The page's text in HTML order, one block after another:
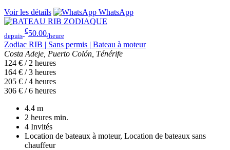
Voir les détails
WhatsApp
depuis
€50.00/heure
Zodiac RIB | Sans permis | Bateau à moteur
Costa Adeje, Puerto Colón, Ténérife
124 € / 2 heures
164 € / 3 heures
205 € / 4 heures
306 € / 6 heures
4.4 m
2 heures min.
4 Invités
Location de bateaux à moteur, Location de bateaux sans
chauffeur